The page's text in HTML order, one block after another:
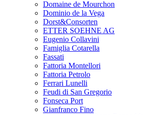
Domaine de Mourchon
Dominio de la Vega
Dorst&Consorten
ETTER SOEHNE AG
Eugenio Collavini
Famiglia Cotarella
Fassati
Fattoria Montellori
Fattoria Petrolo
Ferrari Lunelli
Feudi di San Gregorio
Fonseca Port
Gianfranco Fino